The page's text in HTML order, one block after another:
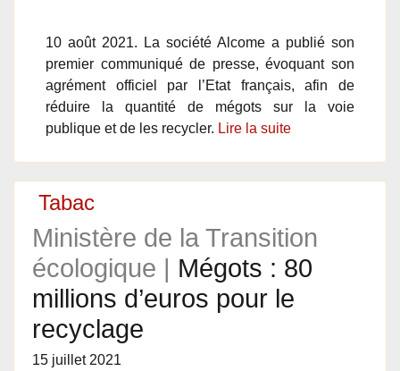
10 août 2021. La société Alcome a publié son
premier communiqué de presse, évoquant son
agrément officiel par l’Etat français, afin de
réduire la quantité de mégots sur la voie
publique et de les recycler. Lire la suite
Tabac
Ministère de la Transition
écologique | Mégots : 80
millions d’euros pour le
recyclage
15 juillet 2021